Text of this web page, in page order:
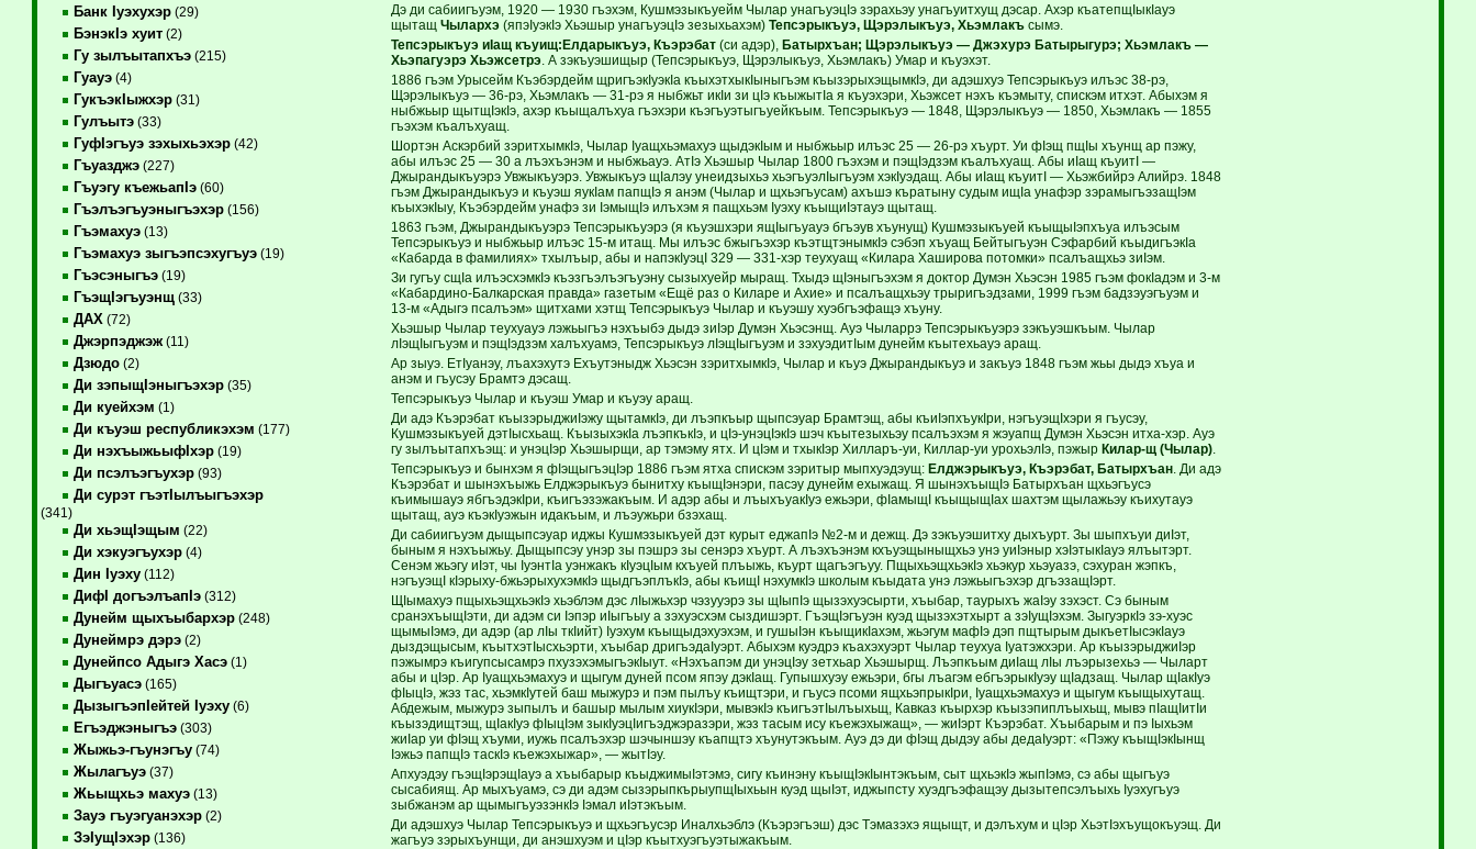
Банк Iуэхухэр(29)
БэнэкIэ хуит(2)
Гу зылъытапхъэ(215)
Гуауэ(4)
ГукъэкIыжхэр(31)
Гулъытэ(33)
ГуфIэгъуэ зэхыхьэхэр(42)
Гъуазджэ(227)
Гъуэгу къежьапIэ(60)
Гъэлъэгъуэныгъэхэр(156)
Гъэмахуэ(13)
Гъэмахуэ зыгъэпсэхугъуэ(19)
Гъэсэныгъэ(19)
ГъэщIэгъуэнщ(33)
ДАХ (72)
Джэрпэджэж(11)
Дзюдо(2)
Ди зэпыщIэныгъэхэр(35)
Ди куейхэм (1)
Ди къуэш республикэхэм (177)
Ди нэхъыжьыфIхэр(19)
Ди псэлъэгъухэр(93)
Ди сурэт гъэтIылъыгъэхэр
(341)
Ди хьэщIэщым (22)
Ди хэкуэгъухэр(4)
Дин Iуэху(112)
ДифI догъэлъапIэ(312)
Дунейм щыхъыбархэр(248)
Дунеймрэ дэрэ(2)
Дунейпсо Адыгэ Хасэ(1)
Дыгъуасэ(165)
ДызыгъэпIейтей Iуэху(6)
Егъэджэныгъэ(303)
Жыжьэ-гъунэгъу(74)
Жылагъуэ(37)
Жьыщхьэ махуэ(13)
Зауэ гъуэгуанэхэр(2)
ЗэIущIэхэр(136)
Дэ ди сабиигъуэм, 1920 — 1930 гъэхэм, Кушмэзыкъуейм Чылар унагъуэцIэ зэрахьэу унагъуитхущ дэсар. Ахэр къатепщIыкIауэ
щытащ Чылархэ(япэIуэкIэ Хьэшыр унагъуэцIэ зезыхьахэм) Тепсэрыкъуэ, Щэрэлыкъуэ, Хьэмлакъсымэ.
Тепсэрыкъуэ иIащ къуищ:Елдарыкъуэ, Къэрэбат(cи адэр), Батырхъан; Щэрэлыкъуэ — Джэхурэ Батырыгурэ; Хьэмлакъ —
Хьэпагуэрэ Хьэжсетрэ. А зэкъуэшищыр (Тепсэрыкъуэ, Щэрэлыкъуэ, Хьэмлакъ) Умар и къуэхэт.
1886 гъэм Урысейм Къэбэрдейм щригъэкIуэкIа къыхэтхыкIыныгъэм къызэрыхэщымкIэ, ди адэшхуэ Тепсэрыкъуэ илъэс 38-рэ,
Щэрэлыкъуэ — 36-рэ, Хьэмлакъ — 31-рэ я ныбжьт икIи зи цIэ къыжытIа я къуэхэри, Хьэжсет нэхъ къэмыту, спискэм итхэт. Абыхэм я
ныбжьыр щытщIэкIэ, ахэр къыщалъхуа гъэхэри къэгъуэтыгъуейкъым. Тепсэрыкъуэ — 1848, Щэрэлыкъуэ — 1850, Хьэмлакъ — 1855
гъэхэм къалъхуащ.
Шортэн Аскэрбий зэритхымкIэ, Чылар Iуащхьэмахуэ щыдэкIым и ныбжьыр илъэс 25 — 26-рэ хъурт. Уи фIэщ пщIы хъунщ ар пэжу,
абы илъэс 25 — 30 а лъэхъэнэм и ныбжьауэ. АтIэ Хьэшыр Чылар 1800 гъэхэм и пэщIэдзэм къалъхуащ. Абы иIащ къуитI —
Джырандыкъуэрэ Увжыкъуэрэ. Увжыкъуэ щIалэу унеидзыхьэ хьэгъуэлIыгъуэм хэкIуэдащ. Абы иIащ къуитI — Хьэжбийрэ Алийрэ. 1848
гъэм Джырандыкъуэ и къуэш яукIам папщIэ я анэм (Чылар и щхьэгъусам) ахъшэ къратыну судым ищIа унафэр зэрамыгъэзащIэм
къыхэкIыу, Къэбэрдейм унафэ зи IэмыщIэ илъхэм я пащхьэм Iуэху къыщиIэтауэ щытащ.
1863 гъэм, Джырандыкъуэрэ Тепсэрыкъуэрэ (я къуэшхэри ящIыгъуауэ бгъэув хъунущ) Кушмэзыкъуей къыщыIэпхъуа илъэсым
Тепсэрыкъуэ и ныбжьыр илъэс 15-м итащ. Мы илъэс бжыгъэхэр къэтщтэнымкIэ сэбэп хъуащ Бейтыгъуэн Сэфарбий къыдигъэкIа
«Кабарда в фамилиях» тхылъыр, абы и напэкIуэцI 329 — 331-хэр теухуащ «Килара Хаширова потомки» псалъащхьэ зиIэм.
Зи гугъу сщIа илъэсхэмкIэ къэзгъэлъэгъуэну сызыхуейр мыращ. Тхыдэ щIэныгъэхэм я доктор Думэн Хьэсэн 1985 гъэм фокIадэм и 3-м
«Кабардино-Балкарская правда» газетым «Ещё раз о Киларе и Ахие» и псалъащхьэу трыригъэдзами, 1999 гъэм бадзэуэгъуэм и
13-м «Адыгэ псалъэм» щитхами хэтщ Тепсэрыкъуэ Чылар и къуэшу хуэбгъэфащэ хъуну.
Хьэшыр Чылар теухуауэ лэжьыгъэ нэхъыбэ дыдэ зиIэр Думэн Хьэсэнщ. Ауэ Чыларрэ Тепсэрыкъуэрэ зэкъуэшкъым. Чылар
лIэщIыгъуэм и пэщIэдзэм халъхуамэ, Тепсэрыкъуэ лIэщIыгъуэм и зэхуэдитIым дунейм къытехьауэ аращ.
Ар зыуэ. ЕтIуанэу, лъахэхутэ Ехъутэныдж Хьэсэн зэритхымкIэ, Чылар и къуэ Джырандыкъуэ и закъуэ 1848 гъэм жьы дыдэ хъуа и
анэм и гъусэу Брамтэ дэсащ.
Тепсэрыкъуэ Чылар и къуэш Умар и къуэу аращ.
Ди адэ Къэрэбат къызэрыджиIэжу щытамкIэ, ди лъэпкъыр щыпсэуар Брамтэщ, абы къиIэпхъукIри, нэгъуэщIхэри я гъусэу,
Кушмэзыкъуей дэтIысхьащ. КъызыхэкIа лъэпкъкIэ, и цIэ-унэцIэкIэ шэч къытезыхьэу псалъэхэм я жэуапщ Думэн Хьэсэн итха-хэр. Ауэ
гу зылъытапхъэщ: и унэцIэр Хьэшырщи, ар тэмэму ятх. И цIэм и тхыкIэр Хилларъ-уи, Киллар-уи урохьэлIэ, пэжыр Килар-щ (Чылар).
Тепсэрыкъуэ и бынхэм я фIэщыгъэцIэр 1886 гъэм ятха спискэм зэритыр мыпхуэдэущ: Елджэрыкъуэ, Къэрэбат, Батырхъан. Ди адэ
Къэрэбат и шынэхъыжь Елджэрыкъуэ бынитху къыщIэнэри, пасэу дунейм ехыжащ. Я шынэхъыщIэ Батырхъан щхьэгъусэ
къимышауэ ябгъэдэкIри, къигъэзэжакъым. И адэр абы и лъыхъуакIуэ ежьэри, фIамыщI къыщыщIах шахтэм щылажьэу къихутауэ
щытащ, ауэ къэкIуэжын идакъым, и лъэужьри бзэхащ.
Ди сабиигъуэм дыщыпсэуар иджы Кушмэзыкъуей дэт курыт еджапIэ №2-м и дежщ. Дэ зэкъуэшитху дыхъурт. Зы шыпхъуи диIэт,
быным я нэхъыжьу. Дыщыпсэу унэр зы пэшрэ зы сенэрэ хъурт. А лъэхъэнэм кхъуэщыныщхьэ унэ уиIэныр хэIэтыкIауэ ялъытэрт.
Сенэм жьэгу иIэт, чы IуэнтIа уэнжакъ кIуэцIым кхъуей плъыжь, къурт щагъэгъуу. ПщыхьэщхьэкIэ хьэкур хьэуазэ, сэхуран жэпкъ,
нэгъуэщI кIэрыху-бжьэрыхухэмкIэ щыдгъэплъкIэ, абы къищI нэхумкIэ школым къыдата унэ лэжьыгъэхэр дгъэзащIэрт.
ЩIымахуэ пщыхьэщхьэкIэ хьэблэм дэс лIыжьхэр чэзууэрэ зы щIыпIэ щызэхуэсырти, хъыбар, таурыхъ жаIэу зэхэст. Сэ быным
сранэхъыщIэти, ди адэм си Iэпэр иIыгъыу а зэхуэсхэм сыздишэрт. ГъэщIэгъуэн куэд щызэхэтхырт а зэIущIэхэм. ЗыгуэркIэ зэ-хуэс
щымыIэмэ, ди адэр (ар лIы ткIийт) Iуэхум къыщыдэхуэхэм, и гушыIэн къыщикIахэм, жьэгум мафIэ дэп пщтырым дыкъетIысэкIауэ
дыздэщысым, къытхэтIысхьэрти, хъыбар дригъэдаIуэрт. Абыхэм куэдрэ къахэхуэрт Чылар теухуа Iуатэжхэри. Ар къызэрыджиIэр
пэжымрэ къигупсысамрэ пхузэхэмыгъэкIыут. «Нэхъапэм ди унэцIэу зетхьар Хьэшырщ. Лъэпкъым диIащ лIы лъэрызехьэ — Чыларт
абы и цIэр. Ар Iуащхьэмахуэ и щыгум дуней псом япэу дэкIащ. Гупышхуэу ежьэри, бгы лъагэм ебгъэрыкIуэу щIадзащ. Чылар щIакIуэ
фIыцIэ, жэз тас, хьэмкIутей баш мыжурэ и пэм пылъу къищтэри, и гъусэ псоми ящхьэпрыкIри, Iуащхьэмахуэ и щыгум къыщыхутащ.
Абдежым, мыжурэ зыпылъ и башыр мылым хиукIэри, мывэкIэ къигъэтIылъыхьщ, Кавказ къырхэр къызэпиплъыхьщ, мывэ пIащIитIи
къызэдищтэщ, щIакIуэ фIыцIэм зыкIуэцIигъэджэразэри, жэз тасым ису къежэхыжащ», — жиIэрт Къэрэбат. Хъыбарым и пэ Iыхьэм
жиIар уи фIэщ хъуми, иужь псалъэхэр шэчыншэу къапщтэ хъунутэкъым. Ауэ дэ ди фIэщ дыдэу абы дедаIуэрт: «Пэжу къыщIэкIынщ
Iэжьэ папщIэ таскIэ къежэхыжар», — жытIэу.
Апхуэдэу гъэщIэрэщIауэ а хъыбарыр къыджимыIэтэмэ, сигу къинэну къыщIэкIынтэкъым, сыт щхьэкIэ жыпIэмэ, сэ абы щыгъуэ
сысабиящ. Ар мыхъуамэ, сэ ди адэм сызэрыпкърыупщIыхьын куэд щыIэт, иджыпсту хуэдгъэфащэу дызытепсэлъыхь Iуэхугъуэ
зыбжанэм ар щымыгъуэзэнкIэ Iэмал иIэтэкъым.
Ди адэшхуэ Чылар Тепсэрыкъуэ и щхьэгъусэр Иналхьэблэ (Къэрэгъэш) дэс Тэмазэхэ ящыщт, и дэлъхум и цIэр ХьэтIэхъущокъуэщ. Ди
жагъуэ зэрыхъунщи, ди анэшхуэм и цIэр къытхуэгъуэтыжакъым.